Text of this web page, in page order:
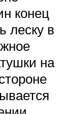
конец
леску в
на